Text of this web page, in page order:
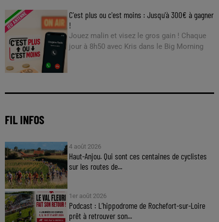
C'est plus ou c'est moins : Jusqu'à 300€ à gagner
!
Jouez malin et visez le gros gain ! Chaque
jour à 8h50 avec Kris dans le Big Morning
FIL INFOS
4 août 2026
Haut-Anjou. Qui sont ces centaines de cyclistes
sur les routes de...
1er août 2026
Podcast : L’hippodrome de Rochefort-sur-Loire
prêt à retrouver son...